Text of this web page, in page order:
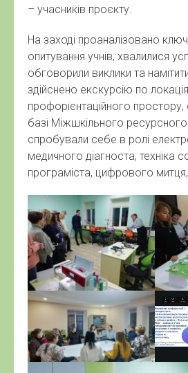
– учасників проєкту.
На заході проаналізовано
опитування учнів, хвалилися
обговорили виклики та
здійснено екскурсію по
профорієнтаційного
базі Міжшкільного
спробували себе в ролі
медичного діагноста, техніка
програміста, цифрового